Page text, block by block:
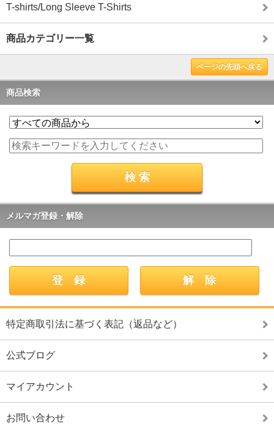
T-shirts/Long Sleeve T-Shirts
商品カテゴリー一覧
ページの先頭へ戻る
商品検索
メルマガ登録・解除
特定商取引法に基づく表記（返品など）
公式ブログ
マイアカウント
お問い合わせ